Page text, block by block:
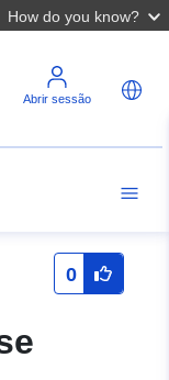
How do you know?
Abrir sessão
0